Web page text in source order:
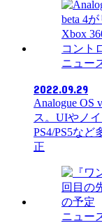
ニュー
2022.09.29
Analogue OS
ス。UIやノイ
PS4/PS5な
正
ニュー